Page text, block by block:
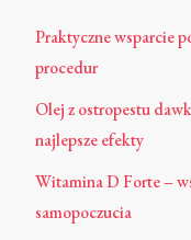
Praktyczne wsparcie
procedur
Olej z ostropestu
najlepsze efekty
Witamina D Forte –
samopoczucia